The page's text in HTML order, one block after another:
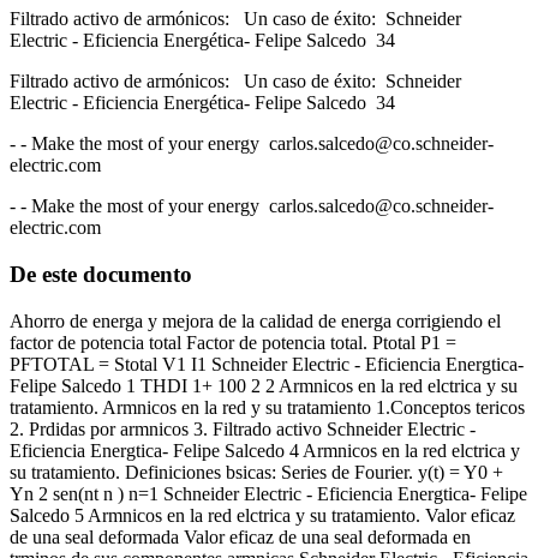
Filtrado activo de armónicos: Un caso de éxito: Schneider
Electric - Eficiencia Energética- Felipe Salcedo 34
Filtrado activo de armónicos: Un caso de éxito: Schneider
Electric - Eficiencia Energética- Felipe Salcedo 34
- - Make the most of your energy carlos.salcedo@co.schneider-
electric.com
- - Make the most of your energy carlos.salcedo@co.schneider-
electric.com
De este documento
Ahorro de energa y mejora de la calidad de energa corrigiendo el
factor de potencia total Factor de potencia total. Ptotal P1 =
PFTOTAL = Stotal V1 I1 Schneider Electric - Eficiencia Energtica-
Felipe Salcedo 1 THDI 1+ 100 2 2 Armnicos en la red elctrica y su
tratamiento. Armnicos en la red y su tratamiento 1.Conceptos tericos
2. Prdidas por armnicos 3. Filtrado activo Schneider Electric -
Eficiencia Energtica- Felipe Salcedo 4 Armnicos en la red elctrica y
su tratamiento. Definiciones bsicas: Series de Fourier. y(t) = Y0 +
Yn 2 sen(nt n ) n=1 Schneider Electric - Eficiencia Energtica- Felipe
Salcedo 5 Armnicos en la red elctrica y su tratamiento. Valor eficaz
de una seal deformada Valor eficaz de una seal deformada en